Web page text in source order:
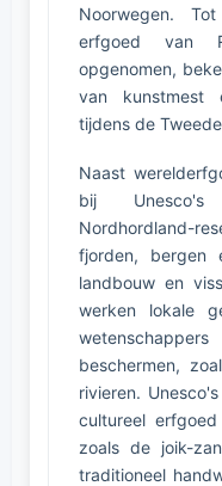
Noorwegen.
erfgoed van
opgenomen,
van kunstmest
tijdens de
Naast
bij Unesco's
Nordhordland-
fjorden, bergen
landbouw en
werken lokale
beschermen,
rivieren.
cultureel
zoals de joik-
traditioneel